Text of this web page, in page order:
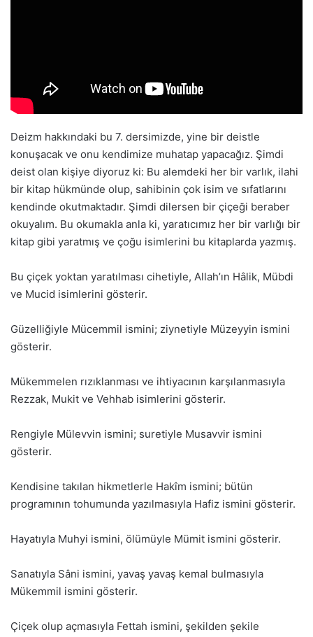
Deizm hakkındaki bu 7. dersimizde, yine bir deistle
konuşacak ve onu kendimize muhatap yapacağız. Şimdi
deist olan kişiye diyoruz ki: Bu alemdeki her bir varlık, ilahi
bir kitap hükmünde olup, sahibinin çok isim ve sıfatlarını
kendinde okutmaktadır. Şimdi dilersen bir çiçeği beraber
okuyalım. Bu okumakla anla ki, yaratıcımız her bir varlığı bir
kitap gibi yaratmış ve çoğu isimlerini bu kitaplarda yazmış.
Bu çiçek yoktan yaratılması cihetiyle, Allah’ın Hâlik, Mübdi
ve Mucid isimlerini gösterir.
Güzelliğiyle Mücemmil ismini; ziynetiyle Müzeyyin ismini
gösterir.
Mükemmelen rızıklanması ve ihtiyacının karşılanmasıyla
Rezzak, Mukit ve Vehhab isimlerini gösterir.
Rengiyle Mülevvin ismini; suretiyle Musavvir ismini
gösterir.
Kendisine takılan hikmetlerle Hakîm ismini; bütün
programının tohumunda yazılmasıyla Hafiz ismini gösterir.
Hayatıyla Muhyi ismini, ölümüyle Mümit ismini gösterir.
Sanatıyla Sâni ismini, yavaş yavaş kemal bulmasıyla
Mükemmil ismini gösterir.
Çiçek olup açmasıyla Fettah ismini, şekilden şekile